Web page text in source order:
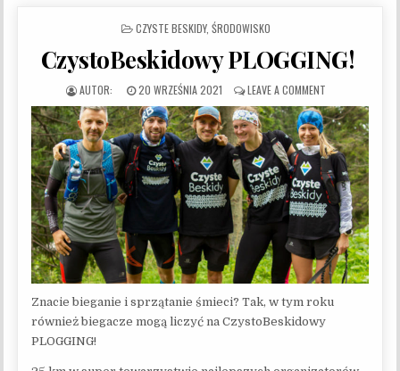
POSTED IN
CZYSTE BESKIDY, ŚRODOWISKO
CzystoBeskidowy PLOGGING!
PUBLISHED DATE:
20 WRZEŚNIA 2021 LEAVE A COMMENTON
Znacie bieganie i sprzątanie śmieci? Tak, w tym roku
również biegacze mogą liczyć na CzystoBeskidowy
PLOGGING!